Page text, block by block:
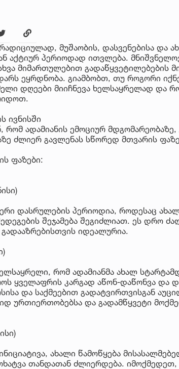
მუშაობის, დასვენებისა და
აქტიურ პერიოდად ითვლება.
მიმართულებით გადაწყვეტილებების
ეყრდნობა. გიამბობთ, თუ როგორი
დღეები მიიჩნევა ხელსაყრელად და
ივნისში
რომ ადამიანის ემოციურ
ძლიერ გავლენას სწორედ მთვარის
ფაზები:
დასრულების პერიოდია, როდესაც
შეჯამება შეგიძლიათ. ეს დრო
იდეალურია.
რომ ადამიანმა ახალ
ყველაფრის კარგად აწონ-დაწონვა და
და საქმეებით გადატვირთვისგან
ურთიერთობებსა და გადამწყვეტი
ახალი წამოწყება
თანდათან ძლიერდება. იმოქმედეთ,